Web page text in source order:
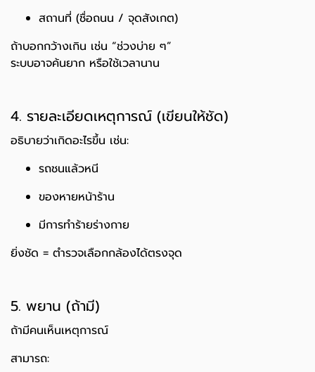
สถานที่ (ชื่อถนน / จุดสังเกต)
ถ้าบอกกว้างเกิน เช่น “ช่วงบ่าย ๆ”
ระบบอาจค้นยาก หรือใช้เวลานาน
4. รายละเอียดเหตุการณ์ (เขียนให้ชัด)
อธิบายว่าเกิดอะไรขึ้น เช่น:
รถชนแล้วหนี
ของหายหน้าร้าน
มีการทำร้ายร่างกาย
ยิ่งชัด = ตำรวจเลือกกล้องได้ตรงจุด
5. พยาน (ถ้ามี)
ถ้ามีคนเห็นเหตุการณ์
สามารถ: